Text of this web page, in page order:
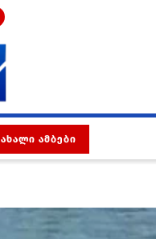
ᲐᲮᲐᲚᲘ ᲐᲛᲑᲔᲑᲘ